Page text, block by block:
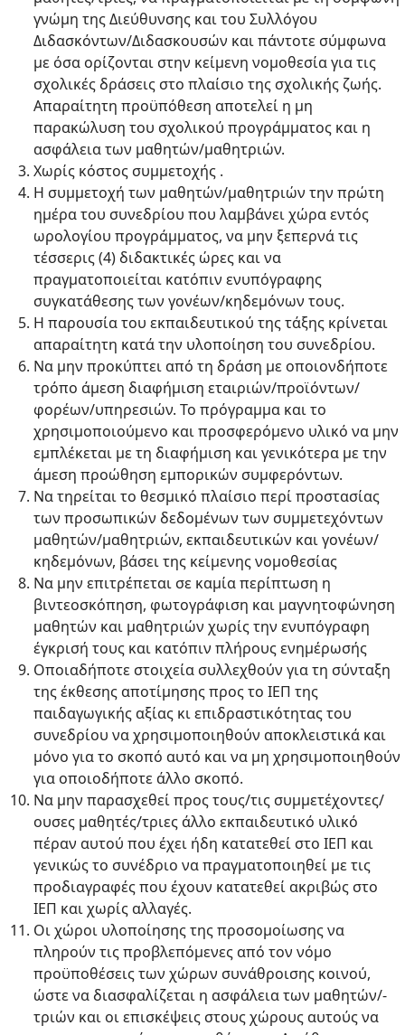
γνώμη της Διεύθυνσης και του Συλλόγου
Διδασκόντων/Διδασκουσών και πάντοτε σύμφωνα
με όσα ορίζονται στην κείμενη νομοθεσία για τις
σχολικές δράσεις στο πλαίσιο της σχολικής ζωής.
Απαραίτητη προϋπόθεση αποτελεί η μη
παρακώλυση του σχολικού προγράμματος και η
ασφάλεια των μαθητών/μαθητριών.
Χωρίς κόστος συμμετοχής .
Η συμμετοχή των μαθητών/μαθητριών την πρώτη
ημέρα του συνεδρίου που λαμβάνει χώρα εντός
ωρολογίου προγράμματος, να μην ξεπερνά τις
τέσσερις (4) διδακτικές ώρες και να
πραγματοποιείται κατόπιν ενυπόγραφης
συγκατάθεσης των γονέων/κηδεμόνων τους.
Η παρουσία του εκπαιδευτικού της τάξης κρίνεται
απαραίτητη κατά την υλοποίηση του συνεδρίου.
Να μην προκύπτει από τη δράση με οποιονδήποτε
τρόπο άμεση διαφήμιση εταιριών/προϊόντων/
φορέων/υπηρεσιών. Το πρόγραμμα και το
χρησιμοποιούμενο και προσφερόμενο υλικό να μην
εμπλέκεται με τη διαφήμιση και γενικότερα με την
άμεση προώθηση εμπορικών συμφερόντων.
Να τηρείται το θεσμικό πλαίσιο περί προστασίας
των προσωπικών δεδομένων των συμμετεχόντων
μαθητών/μαθητριών, εκπαιδευτικών και γονέων/
κηδεμόνων, βάσει της κείμενης νομοθεσίας
Να μην επιτρέπεται σε καμία περίπτωση η
βιντεοσκόπηση, φωτογράφιση και μαγνητοφώνηση
μαθητών και μαθητριών χωρίς την ενυπόγραφη
έγκρισή τους και κατόπιν πλήρους ενημέρωσής
Οποιαδήποτε στοιχεία συλλεχθούν για τη σύνταξη
της έκθεσης αποτίμησης προς το ΙΕΠ της
παιδαγωγικής αξίας κι επιδραστικότητας του
συνεδρίου να χρησιμοποιηθούν αποκλειστικά και
μόνο για το σκοπό αυτό και να μη χρησιμοποιηθούν
για οποιοδήποτε άλλο σκοπό.
Να μην παρασχεθεί προς τους/τις συμμετέχοντες/
ουσες μαθητές/τριες άλλο εκπαιδευτικό υλικό
πέραν αυτού που έχει ήδη κατατεθεί στο ΙΕΠ και
γενικώς το συνέδριο να πραγματοποιηθεί με τις
προδιαγραφές που έχουν κατατεθεί ακριβώς στο
ΙΕΠ και χωρίς αλλαγές.
Οι χώροι υλοποίησης της προσομοίωσης να
πληρούν τις προβλεπόμενες από τον νόμο
προϋποθέσεις των χώρων συνάθροισης κοινού,
ώστε να διασφαλίζεται η ασφάλεια των μαθητών/-
τριών και οι επισκέψεις στους χώρους αυτούς να